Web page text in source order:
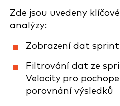
Zde jsou uvedeny
analýzy:
Zobrazení dat
Filtrování dat ze
Velocity pro
porovnání výsledků